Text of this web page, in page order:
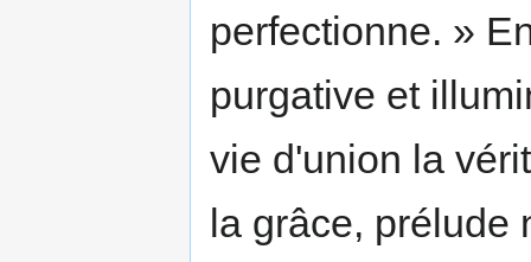
perfectionne. »
purgative et
vie d'union la
la grâce, prélude